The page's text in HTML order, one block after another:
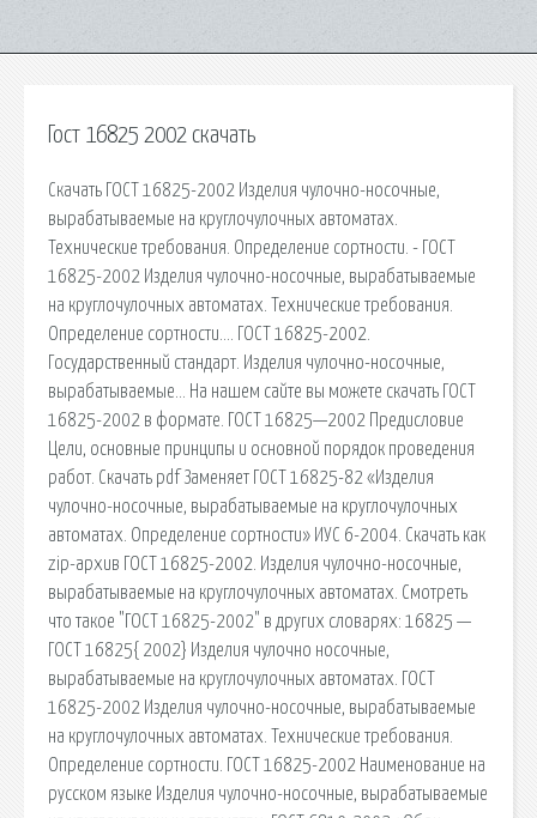
Гост 16825 2002 скачать
Скачать ГОСТ 16825-2002 Изделия чулочно-носочные,
вырабатываемые на круглочулочных автоматах.
Технические требования. Определение сортности. - ГОСТ
16825-2002 Изделия чулочно-носочные, вырабатываемые
на круглочулочных автоматах. Технические требования.
Определение сортности…. ГОСТ 16825-2002.
Государственный стандарт. Изделия чулочно-носочные,
вырабатываемые… На нашем сайте вы можете скачать ГОСТ
16825-2002 в формате. ГОСТ 16825—2002 Предисловие
Цели, основные принципы и основной порядок проведения
работ. Скачать pdf Заменяет ГОСТ 16825-82 «Изделия
чулочно-носочные, вырабатываемые на круглочулочных
автоматах. Определение сортности» ИУС 6-2004. Скачать как
zip-архив ГОСТ 16825-2002. Изделия чулочно-носочные,
вырабатываемые на круглочулочных автоматах. Смотреть
что такое "ГОСТ 16825-2002" в других словарях: 16825 —
ГОСТ 16825{ 2002} Изделия чулочно носочные,
вырабатываемые на круглочулочных автоматах. ГОСТ
16825-2002 Изделия чулочно-носочные, вырабатываемые
на круглочулочных автоматах. Технические требования.
Определение сортности. ГОСТ 16825-2002 Наименование на
русском языке Изделия чулочно-носочные, вырабатываемые